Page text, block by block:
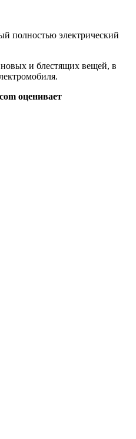
полностью электрический
и блестящих вещей, в
оценивает